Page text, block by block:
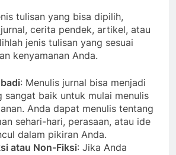
tulisan yang bisa dipilih,
cerita pendek, artikel, atau
jenis tulisan yang sesuai
kenyamanan Anda.
: Menulis jurnal bisa menjadi
sangat baik untuk mulai menulis
Anda dapat menulis tentang
sehari-hari, perasaan, atau ide
dalam pikiran Anda.
atau Non-Fiksi: Jika Anda